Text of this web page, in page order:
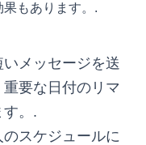
もあります。.
メッセージを送
要な日付のリマ
す。.
スケジュールに